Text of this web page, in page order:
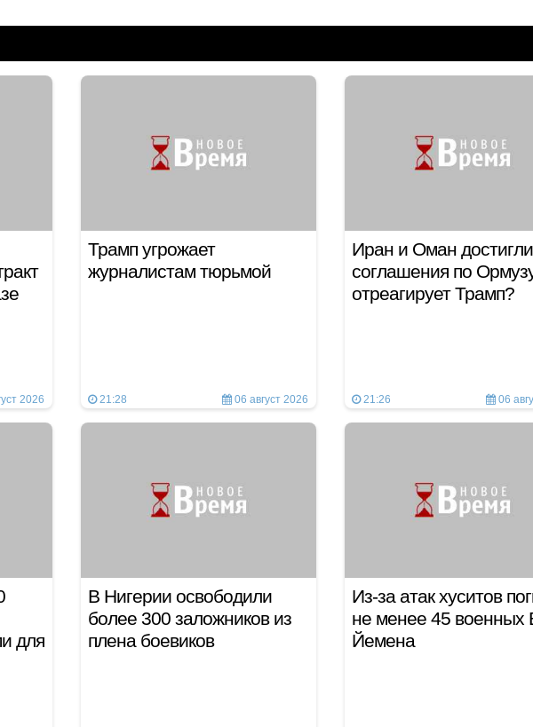
2026
Трамп угрожает
журналистам тюрьмой
21:28 06 август 2026
Иран и Оман достигли
соглашения по
отреагирует Трамп?
21:26 06
для
В Нигерии освободили
более 300 заложников из
плена боевиков
Из-за атак хуситов
не менее 45 военных
Йемена